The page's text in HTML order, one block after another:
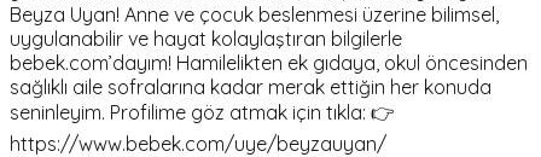
Beyza Uyan! Anne ve çocuk beslenmesi üzerine bilimsel,
uygulanabilir ve hayat kolaylaştıran bilgilerle
bebek.com’dayım! Hamilelikten ek gıdaya, okul öncesinden
sağlıklı aile sofralarına kadar merak ettiğin her konuda
seninleyim. Profilime göz atmak için tıkla: 👉
https://www.bebek.com/uye/beyzauyan/